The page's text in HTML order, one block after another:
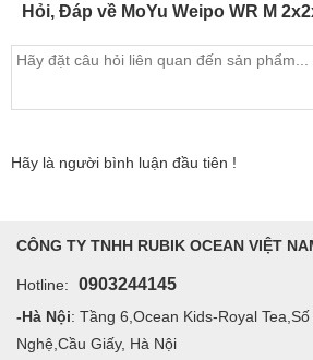
Hãy là người bình luận đầu tiên !
CÔNG TY TNHH RUBIK OCEAN VIỆT
Hotline: 0903244145
-Hà Nội: Tầng 6,Ocean Kids-Royal
Nghệ,Cầu Giấy, Hà Nội